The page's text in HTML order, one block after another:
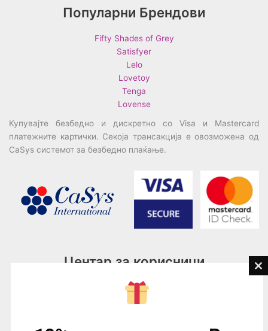
Популарни Брендови
Fifty Shades of Grey
Satisfyer
Lelo
Lovetoy
Tenga
Lovense
Купувајте безбедно и дискретно со Visa и Mastercard
платежните картички. Секоја трансакција е овозможена од
CaSys системот за безбедно плаќање.
Центар за корисници
076945497; 076945498
contact@loveguru.mk